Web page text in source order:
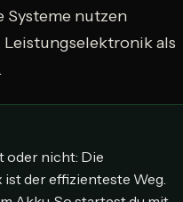
Systeme nutzen
als
oder nicht: Die
der effizienteste Weg.